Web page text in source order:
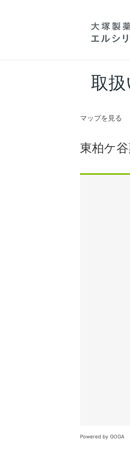
取
マップを見る
東柏ケ
Powered by GOGA